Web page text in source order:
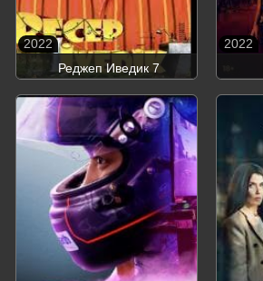
Реджеп Иведик 7
2022
2022